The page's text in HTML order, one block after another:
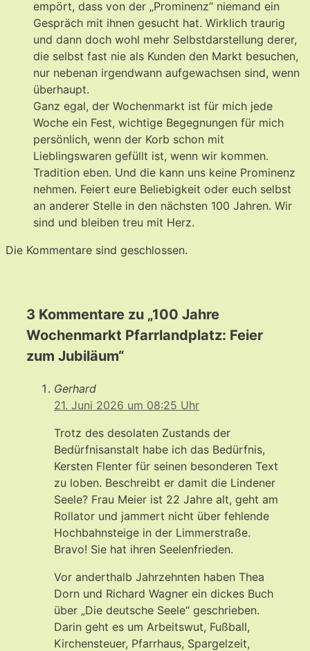
empört, dass von der „Prominenz“ niemand ein
Gespräch mit ihnen gesucht hat. Wirklich traurig
und dann doch wohl mehr Selbstdarstellung derer,
die selbst fast nie als Kunden den Markt besuchen,
nur nebenan irgendwann aufgewachsen sind, wenn
überhaupt.
Ganz egal, der Wochenmarkt ist für mich jede
Woche ein Fest, wichtige Begegnungen für mich
persönlich, wenn der Korb schon mit
Lieblingswaren gefüllt ist, wenn wir kommen.
Tradition eben. Und die kann uns keine Prominenz
nehmen. Feiert eure Beliebigkeit oder euch selbst
an anderer Stelle in den nächsten 100 Jahren. Wir
sind und bleiben treu mit Herz.
Die Kommentare sind geschlossen.
3 Kommentare zu „100 Jahre
Wochenmarkt Pfarrlandplatz: Feier
zum Jubiläum“
Gerhard
21. Juni 2026 um 08:25 Uhr
Trotz des desolaten Zustands der
Bedürfnisanstalt habe ich das Bedürfnis,
Kersten Flenter für seinen besonderen Text
zu loben. Beschreibt er damit die Lindener
Seele? Frau Meier ist 22 Jahre alt, geht am
Rollator und jammert nicht über fehlende
Hochbahnsteige in der Limmerstraße.
Bravo! Sie hat ihren Seelenfrieden.
Vor anderthalb Jahrzehnten haben Thea
Dorn und Richard Wagner ein dickes Buch
über „Die deutsche Seele“ geschrieben.
Darin geht es um Arbeitswut, Fußball,
Kirchensteuer, Pfarrhaus, Spargelzeit,